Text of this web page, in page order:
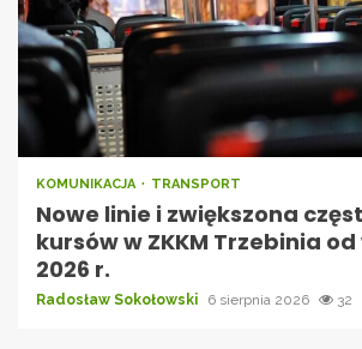
KOMUNIKACJA TRANSPORT
Nowe linie i zwiększona
kursów w ZKKM Trzebinia
2026 r.
Radosław Sokołowski 6 sierpnia 2026 32